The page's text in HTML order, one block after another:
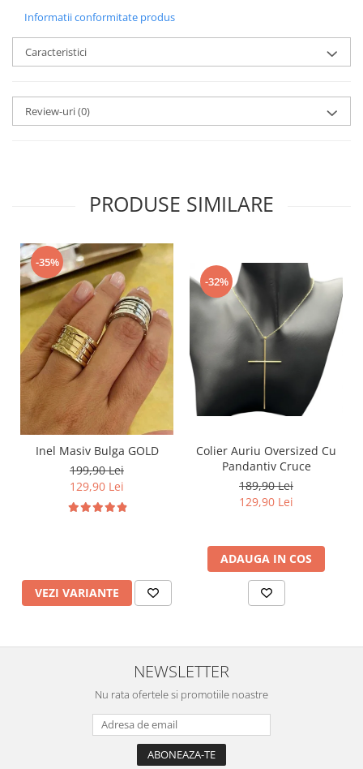
Informatii conformitate produs
Caracteristici
Review-uri(0)
PRODUSE SIMILARE
-35%
Inel Masiv Bulga GOLD
199,90 Lei
129,90 Lei
VEZI VARIANTE
-32%
Colier Auriu Oversized Cu
Pandantiv Cruce
189,90 Lei
129,90 Lei
ADAUGA IN COS
NEWSLETTER
Nu rata ofertele si promotiile noastre